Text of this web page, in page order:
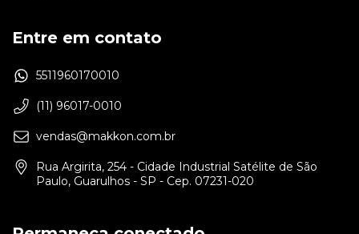
Entre em contato
5511960170010
(11) 96017-0010
vendas@makkon.com.br
Rua Argirita, 254 - Cidade Industrial Satélite de São
Paulo, Guarulhos - SP - Cep. 07231-020